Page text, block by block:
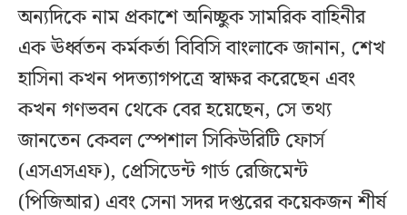
অন্যদিকে নাম প্রকাশে অনিচ্ছুক সামরিক বাহিনীর
এক ঊর্ধ্বতন কর্মকর্তা বিবিসি বাংলাকে জানান, শেখ
হাসিনা কখন পদত্যাগপত্রে স্বাক্ষর করেছেন এবং
কখন গণভবন থেকে বের হয়েছেন, সে তথ্য
জানতেন কেবল স্পেশাল সিকিউরিটি ফোর্স
(এসএসএফ), প্রেসিডেন্ট গার্ড রেজিমেন্ট
(পিজিআর) এবং সেনা সদর দপ্তরের কয়েকজন শীর্ষ